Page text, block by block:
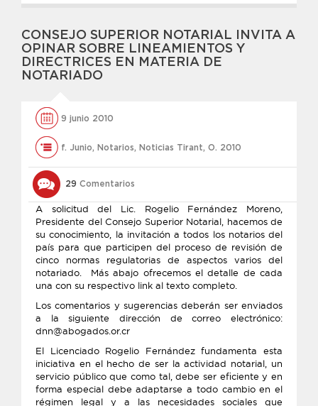
CONSEJO SUPERIOR NOTARIAL INVITA A
OPINAR SOBRE LINEAMIENTOS Y
DIRECTRICES EN MATERIA DE
NOTARIADO
9 junio 2010
f. Junio, Notarios, Noticias Tirant, O. 2010
29 Comentarios
A solicitud del Lic. Rogelio Fernández Moreno,
Presidente del Consejo Superior Notarial, hacemos de
su conocimiento, la invitación a todos los notarios del
país para que participen del proceso de revisión de
cinco normas regulatorias de aspectos varios del
notariado. Más abajo ofrecemos el detalle de cada
una con su respectivo link al texto completo.
Los comentarios y sugerencias deberán ser enviados
a la siguiente dirección de correo electrónico:
dnn@abogados.or.cr
El Licenciado Rogelio Fernández fundamenta esta
iniciativa en el hecho de ser la actividad notarial, un
servicio público que como tal, debe ser eficiente y en
forma especial debe adaptarse a todo cambio en el
régimen legal y a las necesidades sociales que